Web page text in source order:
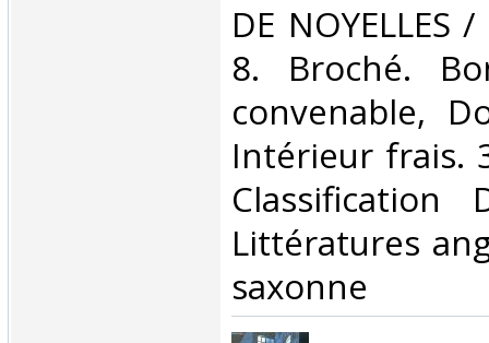
‎DE NOYELLES
8. Broché.
convenable,
Intérieur frais.
Classification
Littératures
saxonne‎